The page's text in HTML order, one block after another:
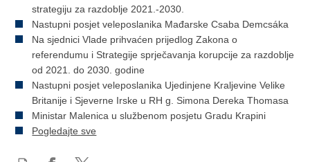
strategiju za razdoblje 2021.-2030.
Nastupni posjet veleposlanika Mađarske Csaba Demcsáka
Na sjednici Vlade prihvaćen prijedlog Zakona o
referendumu i Strategije sprječavanja korupcije za razdoblje
od 2021. do 2030. godine
Nastupni posjet veleposlanika Ujedinjene Kraljevine Velike
Britanije i Sjeverne Irske u RH g. Simona Dereka Thomasa
Ministar Malenica u službenom posjetu Gradu Krapini
Pogledajte sve